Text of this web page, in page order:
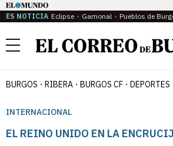
ES NOTICIA Eclipse Gamonal Pueblos de
Menú
BURGOS RIBERA BURGOS CF DEPORTES
INTERNACIONAL
EL REINO UNIDO EN LA